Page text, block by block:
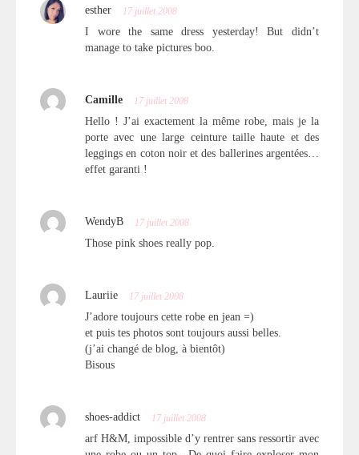
esther 17 juillet 2008
I wore the same dress yesterday! But didn’t
manage to take pictures boo.
Camille 17 juillet 2008
Hello ! J’ai exactement la même robe, mais je la
porte avec une large ceinture taille haute et des
leggings en coton noir et des ballerines argentées…
effet garanti !
WendyB 17 juillet 2008
Those pink shoes really pop.
Lauriie 17 juillet 2008
J’adore toujours cette robe en jean =)
et puis tes photos sont toujours aussi belles.
(j’ai changé de blog, à bientôt)
Bisous
shoes-addict 17 juillet 2008
arf H&M, impossible d’y rentrer sans ressortir avec